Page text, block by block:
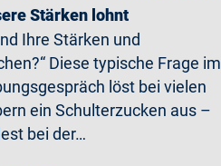
Stärken lohnt
Ihre Stärken und
Diese typische Frage im
löst bei vielen
ein Schulterzucken aus –
bei der…